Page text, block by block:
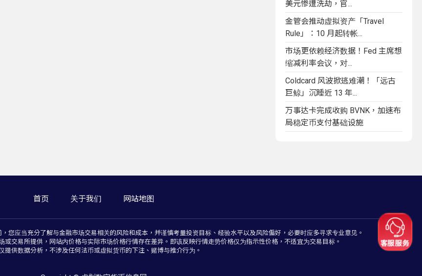
美元惨遭洗劫，官...
金管会推动虚拟资产「Travel
Rule」：10 月起转帐...
市场更依赖经济数据！Fed 主席想
缩减利率会议，对...
Coldcard 风波掀逃难潮！「远古
巨鲸」沉睡近 13 年...
万事达卡完成收购 BVNK，加速布
局稳定币支付基础设施
首页 关于我们 网站地图
您应当充分了解与金融市场交易相关的风险和成本，并谨慎考量投资目标、经验水平以及风险偏好，必要时应多寻求专业意见。
交易所提供，网站内价格与实际市场价格行情存在差异。即该反映行情走势价格仅为指示性价格，不适宜为交易目标。
提供数据分析，不涉及任何法币或虚拟货币的下注、赌博与推介行为。